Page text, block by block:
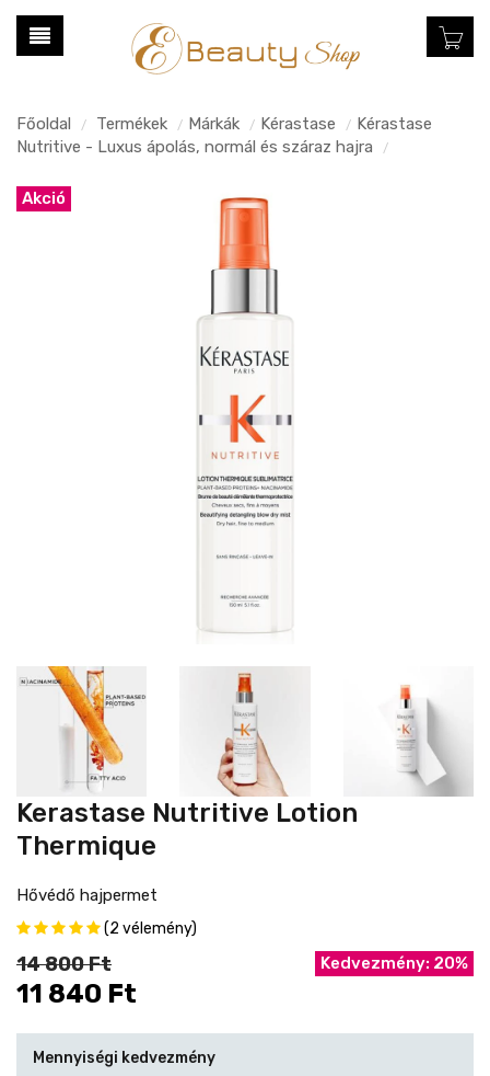
Főoldal / Termékek / Márkák / Kérastase / Kérastase
Nutritive - Luxus ápolás, normál és száraz hajra
/
Akció
Kerastase Nutritive Lotion
Thermique
Hővédő hajpermet
(2 vélemény)
14 800 Ft
11 840 Ft
Kedvezmény: 20%
Mennyiségi kedvezmény